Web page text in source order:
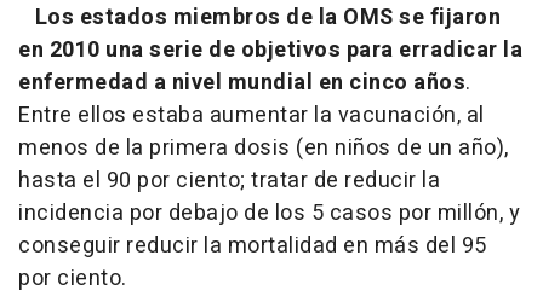
Los estados miembros de la OMS se fijaron
en 2010 una serie de objetivos para erradicar la
enfermedad a nivel mundial en cinco años.
Entre ellos estaba aumentar la vacunación, al
menos de la primera dosis (en niños de un año),
hasta el 90 por ciento; tratar de reducir la
incidencia por debajo de los 5 casos por millón, y
conseguir reducir la mortalidad en más del 95
por ciento.